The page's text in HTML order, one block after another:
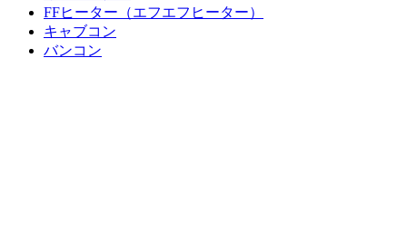
FFヒーター（エフエフヒーター）
キャブコン
バンコン